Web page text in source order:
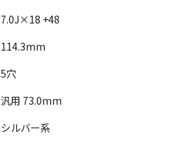
7.0J×18 +48
114.3mm
5穴
汎用 73.0mm
シルバー系